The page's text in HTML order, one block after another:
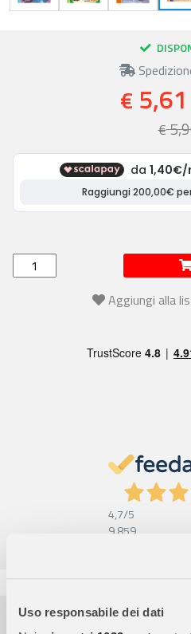
Uso responsabile dei dati
€ 5,61
€
Aggiungi alla
4,7/5
9.859
Pagamenti